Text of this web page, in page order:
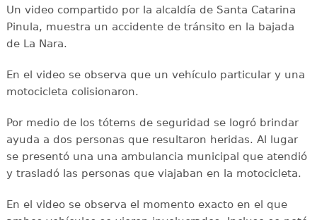
Un video compartido por la alcaldía de Santa Catarina
Pinula, muestra un accidente de tránsito en la bajada
de La Nara.
En el video se observa que un vehículo particular y una
motocicleta colisionaron.
Por medio de los tótems de seguridad se logró brindar
ayuda a dos personas que resultaron heridas. Al lugar
se presentó una una ambulancia municipal que atendió
y trasladó las personas que viajaban en la motocicleta.
En el video se observa el momento exacto en el que